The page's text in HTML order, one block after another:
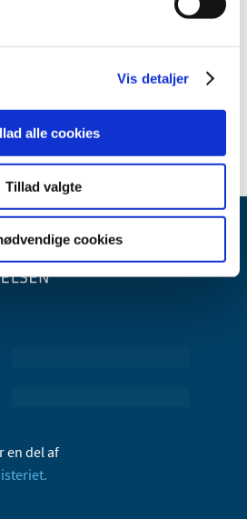
Vis detaljer
alle cookies
Tillad valgte
cookies
en del af